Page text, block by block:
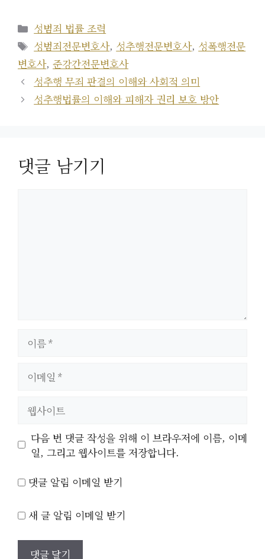
카
테
고
리
성범죄 법률 조력
태
그
성범죄전문변호사, 성추행전문변호사, 성폭행전문
변호사, 준강간전문변호사
성추행 무죄 판결의 이해와 사회적 의미
성추행법률의 이해와 피해자 권리 보호 방안
댓글 남기기
트
다음 번 댓글 작성을 위해 이 브라우저에 이름, 이메
일, 그리고 웹사이트를 저장합니다.
댓글 알림 이메일 받기
새 글 알림 이메일 받기